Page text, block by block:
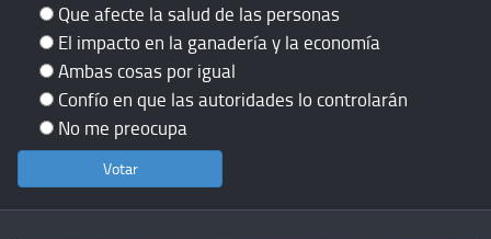
Que afecte la salud de las personas
El impacto en la ganadería y la economía
Ambas cosas por igual
Confío en que las autoridades lo controlarán
No me preocupa